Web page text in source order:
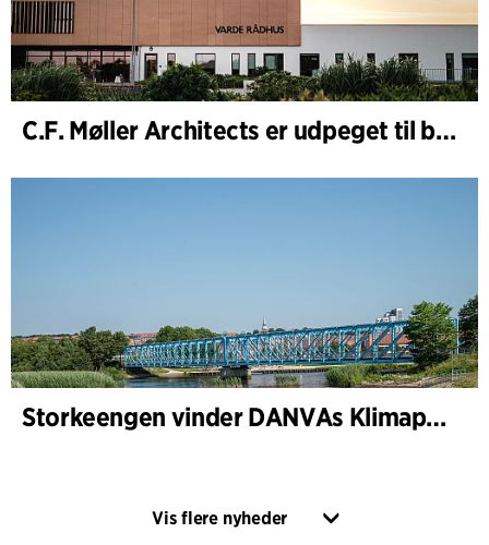
C.F. Møller Architects er udpeget til bygherrerådgiver i udvidelsen af Varde Rådhus
Storkeengen vinder DANVAs Klimapris 2025 – og bygger videre på tidligere arkitekturanerkendelse
Vis flere nyheder